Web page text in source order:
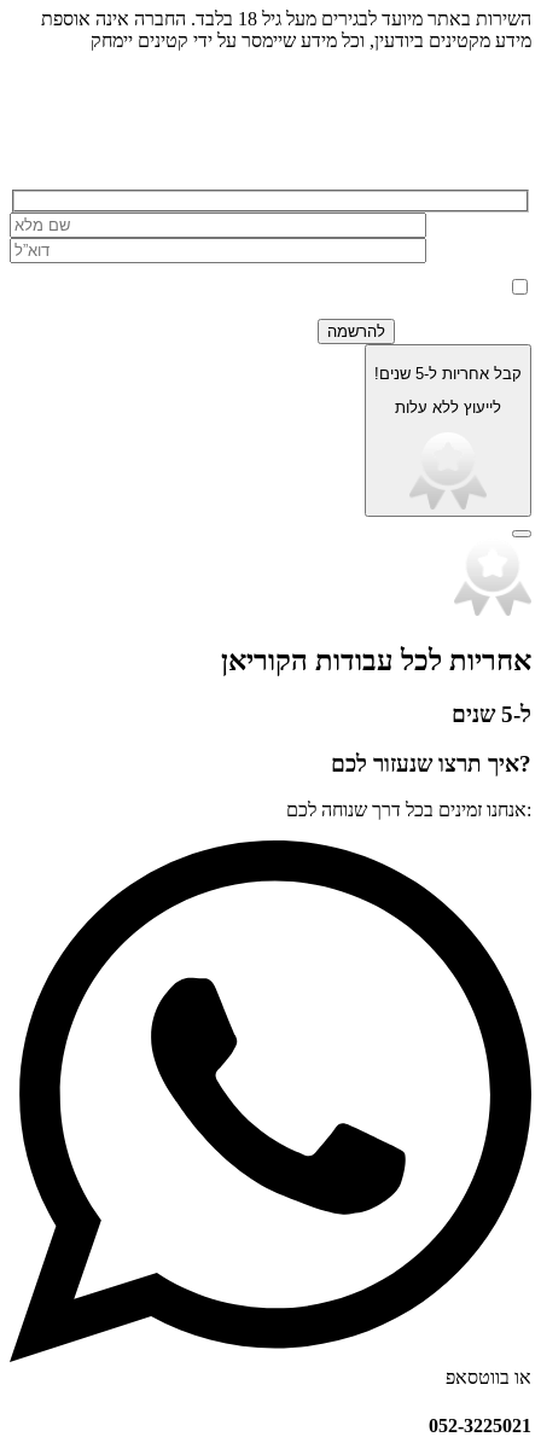
השירות באתר מיועד לבגירים מעל גיל 18 בלבד. החברה אינה אוספת
מידע מקטינים ביודעין, וכל מידע שיימסר על ידי קטינים יימחק
קבל אחריות ל-5 שנים!
לייעוץ ללא עלות
אחריות לכל עבודות הקוריאן
ל-5 שנים
?איך תרצו שנעזור לכם
:אנחנו זמינים בכל דרך שנוחה לכם
או בווטסאפ
052-3225021